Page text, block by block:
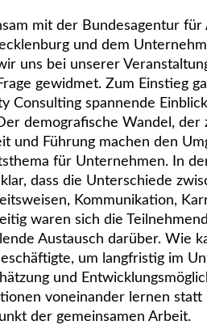
mit der Bundesagentur
und dem
uns bei unserer
gewidmet. Zum Einstieg
Consulting spannende
demografische Wandel,
und Führung machen den
für Unternehmen. In
dass die Unterschiede
Kommunikation,
waren sich die
Austausch darüber. Wie
um langfristig im
und
voneinander lernen statt
der gemeinsamen Arbeit.